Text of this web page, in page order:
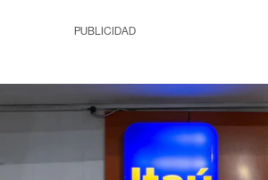
PUBLICIDAD